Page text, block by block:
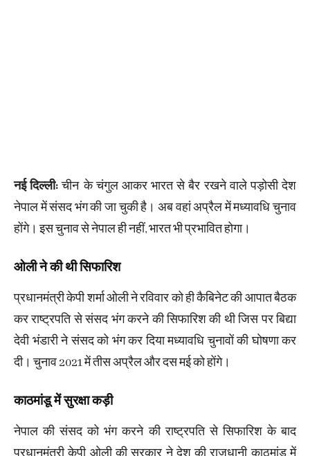
नई दिल्ली:चीन के चंगुल आकर भारत से बैर रखने वाले पड़ोसी देश
नेपाल में संसद भंग की जा चुकी है। अब वहां अप्रैल में मध्यावधि चुनाव
होंगे। इस चुनाव से नेपाल ही नहीं, भारत भी प्रभावित होगा।
ओली ने की थी सिफारिश
प्रधानमंत्री केपी शर्मा ओली ने रविवार को ही कैबिनेट की आपात बैठक
कर राष्ट्रपति से संसद भंग करने की सिफारिश की थी जिस पर बिद्या
देवी भंडारी ने संसद को भंग कर दिया मध्यावधि चुनावों की घोषणा कर
दी। चुनाव 2021 में तीस अप्रैल और दस मई को होंगे।
काठमांडू में सुरक्षा कड़ी
नेपाल की संसद को भंग करने की राष्ट्रपति से सिफारिश के बाद